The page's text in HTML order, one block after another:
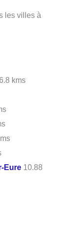
les villes à
6.8 kms
Eure 10.88